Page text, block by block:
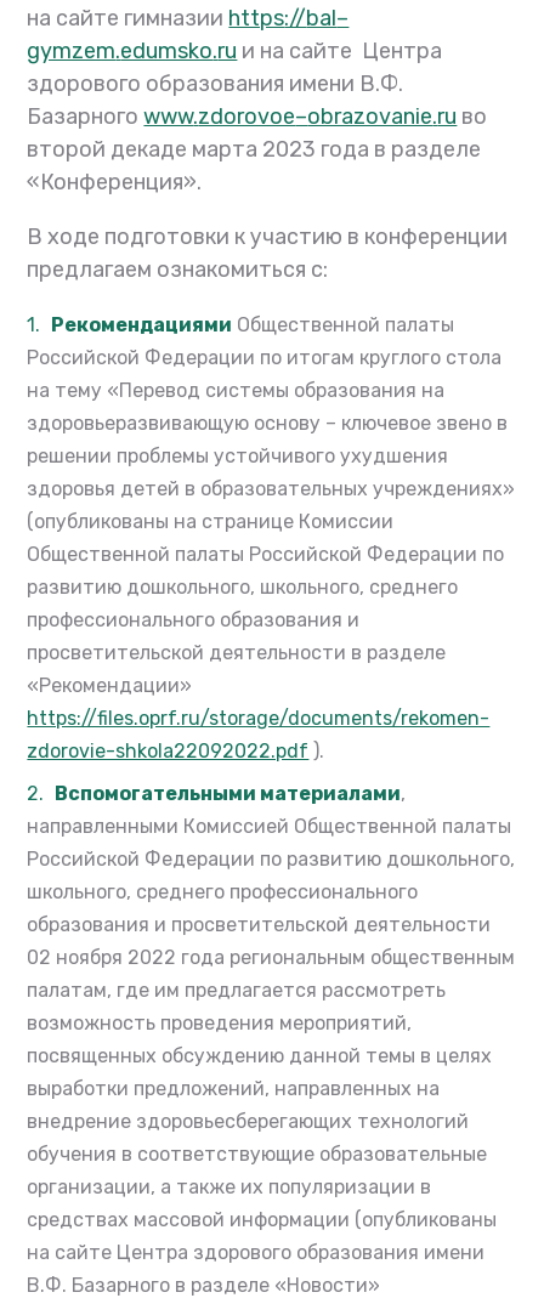
на сайте гимназии https://bal–
gymzem.edumsko.ru и на сайте Центра
здорового образования имени В.Ф.
Базарногоwww.zdorovoe–obrazovanie.ru во
второй декаде марта 2023 года в разделе
«Конференция».
В ходе подготовки к участию в конференции
предлагаем ознакомиться с:
Рекомендациями Общественной палаты
Российской Федерации по итогам круглого стола
на тему «Перевод системы образования на
здоровьеразвивающую основу – ключевое звено в
решении проблемы устойчивого ухудшения
здоровья детей в образовательных учреждениях»
(опубликованы на странице Комиссии
Общественной палаты Российской Федерации по
развитию дошкольного, школьного, среднего
профессионального образования и
просветительской деятельности в разделе
«Рекомендации»
https://files.oprf.ru/storage/documents/rekomen-
zdorovie-shkola22092022.pdf ).
Вспомогательными материалами,
направленными Комиссией Общественной палаты
Российской Федерации по развитию дошкольного,
школьного, среднего профессионального
образования и просветительской деятельности
02 ноября 2022 года региональным общественным
палатам, где им предлагается рассмотреть
возможность проведения мероприятий,
посвященных обсуждению данной темы в целях
выработки предложений, направленных на
внедрение здоровьесберегающих технологий
обучения в соответствующие образовательные
организации, а также их популяризации в
средствах массовой информации (опубликованы
на сайте Центра здорового образования имени
В.Ф. Базарного в разделе «Новости»